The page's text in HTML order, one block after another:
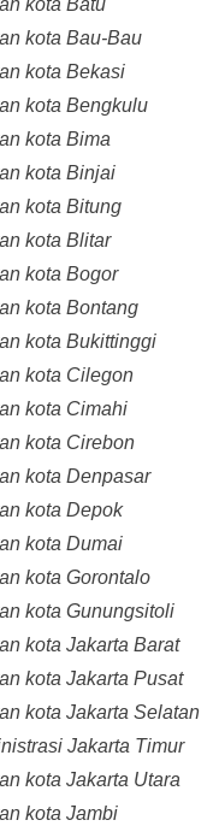
kota Batu
kota Bau-Bau
kota Bekasi
kota Bengkulu
kota Bima
kota Binjai
kota Bitung
kota Blitar
kota Bogor
kota Bontang
kota Bukittinggi
kota Cilegon
kota Cimahi
kota Cirebon
kota Denpasar
kota Depok
kota Dumai
kota Gorontalo
kota Gunungsitoli
kota Jakarta Barat
kota Jakarta Pusat
kota Jakarta Selatan
Jakarta Timur
kota Jakarta Utara
kota Jambi